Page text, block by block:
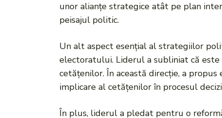
unor alianțe strategice atât pe plan
peisajul politic.
Un alt aspect esențial al strategiilor
electoratului. Liderul a subliniat că
cetățenilor. În această direcție, a
implicare al cetățenilor în procesul
În plus, liderul a pledat pentru o